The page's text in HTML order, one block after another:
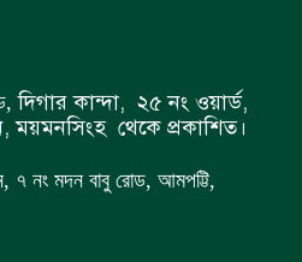
দিগার কান্দা, ২৫ নং ওয়ার্ড,
ময়মনসিংহ থেকে প্রকাশিত।
৭ নং মদন বাবু রোড, আমপট্টি,